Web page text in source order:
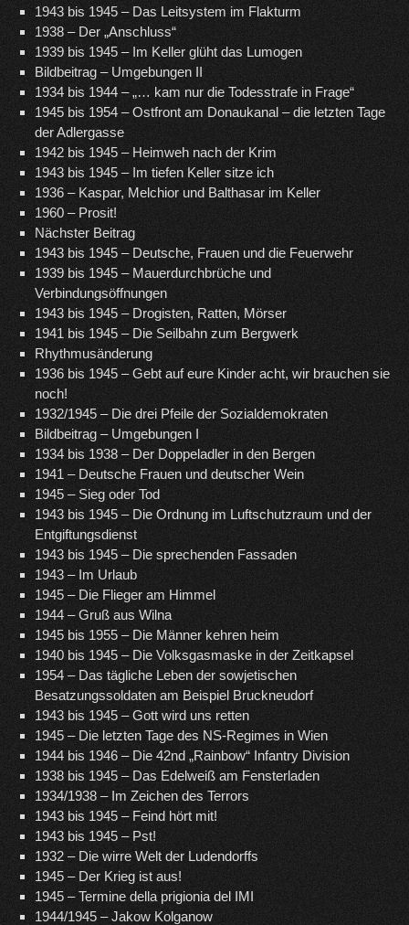
1943 bis 1945 – Das Leitsystem im Flakturm
1938 – Der „Anschluss“
1939 bis 1945 – Im Keller glüht das Lumogen
Bildbeitrag – Umgebungen II
1934 bis 1944 – „… kam nur die Todesstrafe in Frage“
1945 bis 1954 – Ostfront am Donaukanal – die letzten Tage
der Adlergasse
1942 bis 1945 – Heimweh nach der Krim
1943 bis 1945 – Im tiefen Keller sitze ich
1936 – Kaspar, Melchior und Balthasar im Keller
1960 – Prosit!
Nächster Beitrag
1943 bis 1945 – Deutsche, Frauen und die Feuerwehr
1939 bis 1945 – Mauerdurchbrüche und
Verbindungsöffnungen
1943 bis 1945 – Drogisten, Ratten, Mörser
1941 bis 1945 – Die Seilbahn zum Bergwerk
Rhythmusänderung
1936 bis 1945 – Gebt auf eure Kinder acht, wir brauchen sie
noch!
1932/1945 – Die drei Pfeile der Sozialdemokraten
Bildbeitrag – Umgebungen I
1934 bis 1938 – Der Doppeladler in den Bergen
1941 – Deutsche Frauen und deutscher Wein
1945 – Sieg oder Tod
1943 bis 1945 – Die Ordnung im Luftschutzraum und der
Entgiftungsdienst
1943 bis 1945 – Die sprechenden Fassaden
1943 – Im Urlaub
1945 – Die Flieger am Himmel
1944 – Gruß aus Wilna
1945 bis 1955 – Die Männer kehren heim
1940 bis 1945 – Die Volksgasmaske in der Zeitkapsel
1954 – Das tägliche Leben der sowjetischen
Besatzungssoldaten am Beispiel Bruckneudorf
1943 bis 1945 – Gott wird uns retten
1945 – Die letzten Tage des NS-Regimes in Wien
1944 bis 1946 – Die 42nd „Rainbow“ Infantry Division
1938 bis 1945 – Das Edelweiß am Fensterladen
1934/1938 – Im Zeichen des Terrors
1943 bis 1945 – Feind hört mit!
1943 bis 1945 – Pst!
1932 – Die wirre Welt der Ludendorffs
1945 – Der Krieg ist aus!
1945 – Termine della prigionia del IMI
1944/1945 – Jakow Kolganow